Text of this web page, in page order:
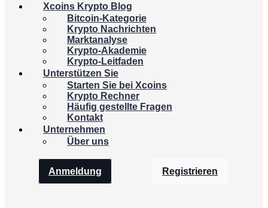
Xcoins Krypto Blog
Bitcoin-Kategorie
Krypto Nachrichten
Marktanalyse
Krypto-Akademie
Krypto-Leitfaden
Unterstützen Sie
Starten Sie bei Xcoins
Krypto Rechner
Häufig gestellte Fragen
Kontakt
Unternehmen
Über uns
Anmeldung Registrieren